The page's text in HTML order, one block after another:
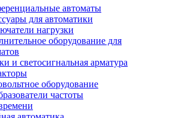
автоматы
для автоматики
нагрузки
оборудование для
и светосигнальная арматура
оборудование
частоты